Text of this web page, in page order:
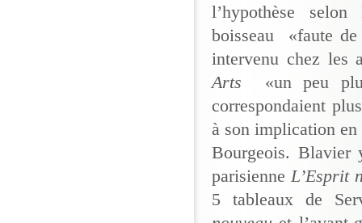
l’hypothèse
boisseau «faute de
intervenu chez les
Arts
«un peu
correspondaient
à son implication en
Bourgeois. Blavier
parisienne L’Esprit
5 tableaux de